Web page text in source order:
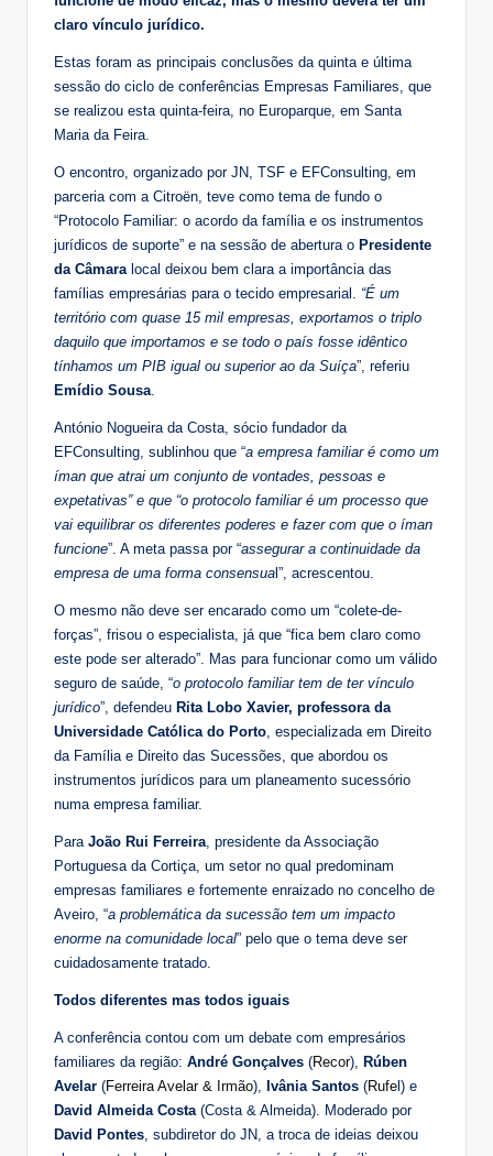
claro vínculo jurídico.
Estas foram as principais conclusões da quinta e última
sessão do ciclo de conferências Empresas Familiares, que
se realizou esta quinta-feira, no Europarque, em Santa
Maria da Feira.
O encontro, organizado por JN, TSF e EFConsulting, em
parceria com a Citroën, teve como tema de fundo o
“Protocolo Familiar: o acordo da família e os instrumentos
jurídicos de suporte” e na sessão de abertura o Presidente
da Câmaralocal deixou bem clara a importância das
famílias empresárias para o tecido empresarial. “É um
território com quase 15 mil empresas, exportamos o triplo
daquilo que importamos e se todo o país fosse idêntico
tínhamos um PIB igual ou superior ao da Suíça”, referiu
Emídio Sousa.
António Nogueira da Costa, sócio fundador da
EFConsulting, sublinhou que “a empresa familiar é como um
íman que atrai um conjunto de vontades, pessoas e
expetativas” e que “o protocolo familiar é um processo que
vai equilibrar os diferentes poderes e fazer com que o íman
funcione”. A meta passa por “assegurar a continuidade da
empresa de uma forma consensua l”, acrescentou.
O mesmo não deve ser encarado como um “colete-de-
forças”, frisou o especialista, já que “fica bem claro como
este pode ser alterado”. Mas para funcionar como um válido
seguro de saúde, “o protocolo familiar tem de ter vínculo
jurídico”, defendeu Rita Lobo Xavier, professora da
Universidade Católica do Porto, especializada em Direito
da Família e Direito das Sucessões, que abordou os
instrumentos jurídicos para um planeamento sucessório
numa empresa familiar.
Para João Rui Ferreira, presidente da Associação
Portuguesa da Cortiça, um setor no qual predominam
empresas familiares e fortemente enraizado no concelho de
Aveiro, “a problemática da sucessão tem um impacto
enorme na comunidade local” pelo que o tema deve ser
cuidadosamente tratado.
Todos diferentes mas todos iguais
A conferência contou com um debate com empresários
familiares da região: André Gonçalves (Recor), Rúben
Avelar (Ferreira Avelar & Irmão), Ivânia Santos (Rufe l) e
David Almeida Costa(Costa & Almeida). Moderado por
David Pontes, subdiretor do JN, a troca de ideias deixou